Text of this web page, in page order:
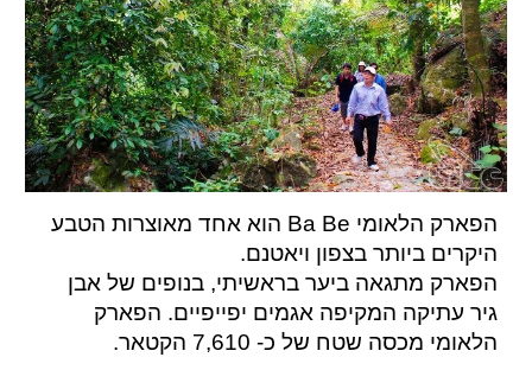
הפארק הלאומי Ba Be הוא אחד מאוצרות הטבע
היקרים ביותר בצפון ויאטנם.
הפארק מתגאה ביער בראשיתי, בנופים של אבן
גיר עתיקה המקיפה אגמים יפייפיים. הפארק
הלאומי מכסה שטח של כ- 7,610 הקטאר.